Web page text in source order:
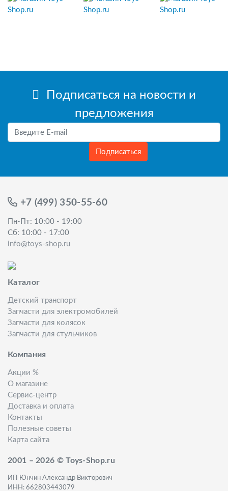
Подписаться на новости и
предложения
Подписаться
+7 (499) 350-55-60
Пн-Пт: 10:00 - 19:00
Сб: 10:00 - 17:00
info@toys-shop.ru
Каталог
Детский транспорт
Запчасти для электромобилей
Запчасти для колясок
Запчасти для стульчиков
Компания
Акции %
О магазине
Сервис-центр
Доставка и оплата
Контакты
Полезные советы
Карта сайта
2001 – 2026 © Toys-Shop.ru
ИП Юнчин Александр Викторович
ИНН: 662803443079